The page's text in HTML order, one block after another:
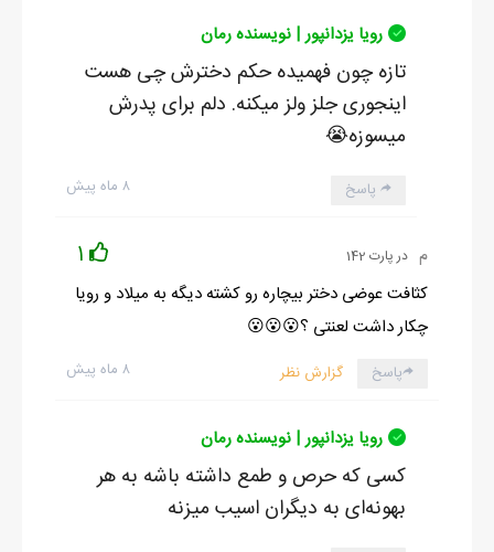
رویا یزدانپور | نویسنده رمان
تازه چون فهمیده حکم دخترش چی هست
اینجوری جلز ولز میکنه. دلم برای پدرش
میسوزه😭
۸ ماه پیش پاسخ
م در پارت 142 1
کثافت عوضی دختر بیچاره رو کشته دیگه به میلاد و رویا
چکار داشت لعنتی ؟😮😮😮
۸ ماه پیش پاسخ گزارش نظر
رویا یزدانپور | نویسنده رمان
کسی که حرص و طمع داشته باشه به هر
بهونه‌ای به دیگران اسیب میزنه